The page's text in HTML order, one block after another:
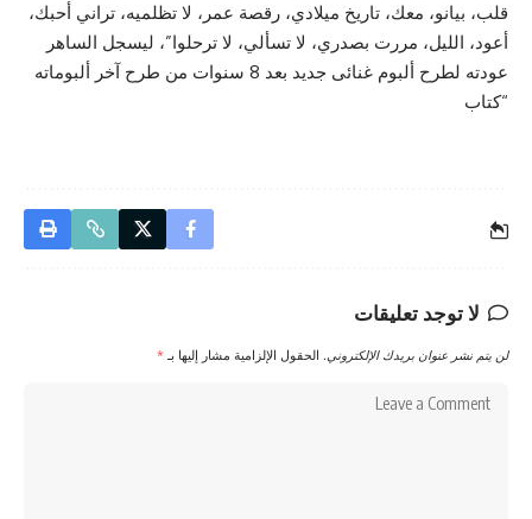
قلب، بيانو، معك، تاريخ ميلادي، رقصة عمر، لا تظلميه، تراني أحبك،
أعود، الليل، مررت بصدري، لا تسألي، لا ترحلوا”، ليسجل الساهر
عودته لطرح ألبوم غنائى جديد بعد 8 سنوات من طرح آخر ألبوماته
“كتاب
لا توجد تعليقات
لن يتم نشر عنوان بريدك الإلكتروني. الحقول الإلزامية مشار إليها بـ *